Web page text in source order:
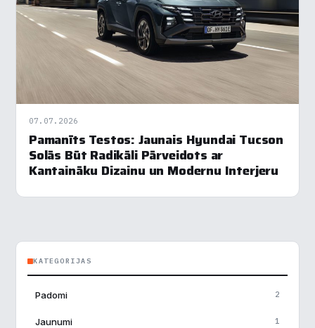
07.07.2026
Pamanīts Testos: Jaunais Hyundai Tucson
Solās Būt Radikāli Pārveidots ar
Kantaināku Dizainu un Modernu Interjeru
KATEGORIJAS
Padomi 2
Jaunumi 1
Piekrišanas preferences ×
Mēs izmantojam sīkdatnes, lai palīdzētu jums efektīvi
pārvietoties un veikt noteiktas funkcijas. Zemāk katras
piekrišanas kategorijā atradīsiet detalizētu informāciju par
... Rādīt vairāk
Nepieciešamās
▶ Funkcionālais
▶ Veiktspēja
Reklāma